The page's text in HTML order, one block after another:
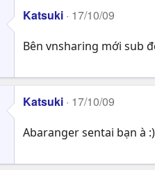
Katsuki 17/10/09
Bên vnsharing mới sub
Katsuki 17/10/09
Abaranger sentai bạn à